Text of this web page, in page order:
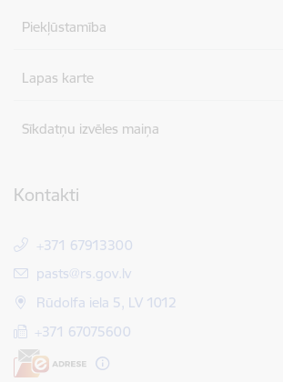
Piekļūstamība
Lapas karte
Sīkdatņu izvēles maiņa
Kontakti
+371 67913300
E-pasts:
pasts@rs.gov.lv
Rūdolfa iela 5, LV 1012
+371 67075600